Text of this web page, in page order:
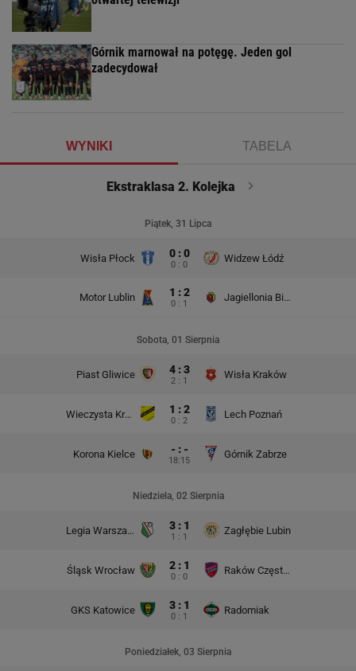
Górnik marnował na potęgę. Jeden gol
zadecydował
WYNIKI TABELA
Ekstraklasa 2. Kolejka
Piątek, 31 Lipca
Wisła Płock 0 : 0
0 : 0
Widzew Łódź
Motor Lublin 1 : 2
0 : 1
Jagiellonia Białystok
Sobota, 01 Sierpnia
Piast Gliwice 4 : 3
2 : 1
Wisła Kraków
Wieczysta Kraków 1 : 2
0 : 2
Lech Poznań
Korona Kielce - : -
18:15
Górnik Zabrze
Niedziela, 02 Sierpnia
Legia Warszawa 3 : 1
1 : 1
Zagłębie Lubin
Śląsk Wrocław 2 : 1
0 : 0
Raków Częstochowa
GKS Katowice 3 : 1
0 : 1
Radomiak
Poniedziałek, 03 Sierpnia